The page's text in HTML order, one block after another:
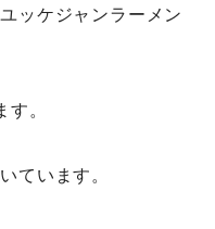
ッケジャンラーメン
。
ています。